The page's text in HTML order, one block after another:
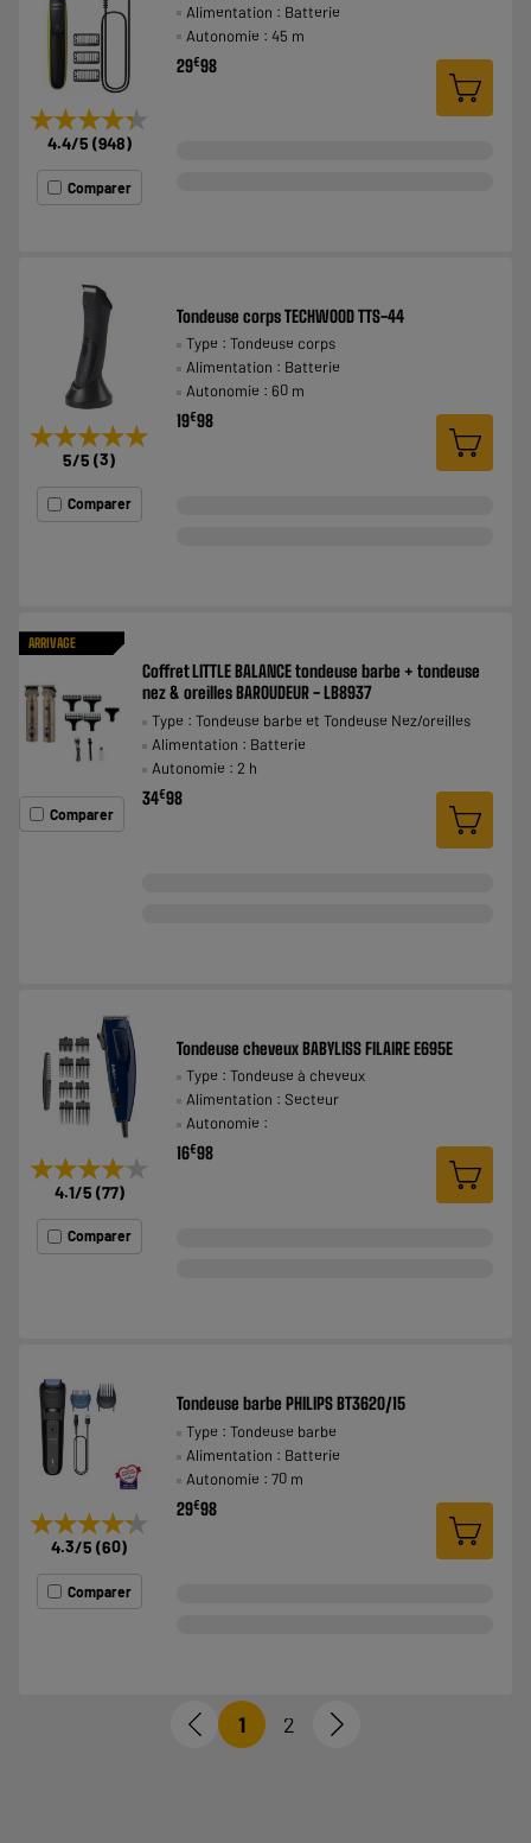
★★★★★
★★★★★
4.4/5 (948)
Comparer
Alimentation : Batterie
Autonomie : 45 m
29€98
★★★★★
★★★★★
5/5 (3)
Comparer
Tondeuse corps TECHWOOD TTS-44
Type : Tondeuse corps
Alimentation : Batterie
Autonomie : 60 m
19€98
ARRIVAGE
Comparer
Coffret LITTLE BALANCE tondeuse barbe + tondeuse
nez & oreilles BAROUDEUR - LB8937
Type : Tondeuse barbe et Tondeuse Nez/oreilles
Alimentation : Batterie
Autonomie : 2 h
34€98
★★★★★
★★★★★
4.1/5 (77)
Comparer
Tondeuse cheveux BABYLISS FILAIRE E695E
Type : Tondeuse à cheveux
Alimentation : Secteur
Autonomie :
16€98
★★★★★
★★★★★
4.3/5 (60)
Comparer
Tondeuse barbe PHILIPS BT3620/15
Type : Tondeuse barbe
Alimentation : Batterie
Autonomie : 70 m
29€98
1 2